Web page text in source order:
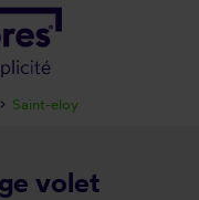
volet
Saint-eloy